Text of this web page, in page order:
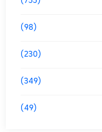
(98)
(230)
(349)
(49)